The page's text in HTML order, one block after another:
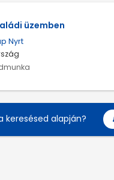
üzemben
Nyrt
keresésed alapján?